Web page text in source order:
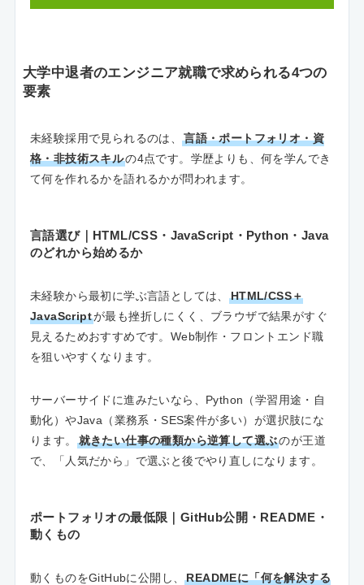
大学中退者のエンジニア就職で求められる4つの
要素
未経験採用で見られるのは、言語・ポートフォリオ・資
格・非技術スキルの4点です。学歴よりも、何を学んでき
て何を作れるかを語れるかが問われます。
言語選び｜HTML/CSS・JavaScript・Python・Java
のどれから始めるか
未経験から最初に学ぶ言語としては、
HTML/CSS＋
JavaScriptが最も挫折しにくく、ブラウザで結果がすぐ
見えるためおすすめです。Web制作・フロントエンド職
を狙いやすくなります。
サーバーサイドに進みたいなら、Python（学習用途・自
動化）やJava（業務系・SES案件が多い）が選択肢にな
ります。
就きたい仕事の種類から逆算して選ぶのが王道
で、「人気だから」で選ぶと後でやり直しになります。
ポートフォリオの最低限｜GitHub公開・README・
動くもの
動くものをGitHubに公開し、READMEに「何を解決する